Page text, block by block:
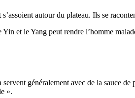
autour du plateau. Ils se
et le Yang peut rendre l’homme
généralement avec de la sauce de
».